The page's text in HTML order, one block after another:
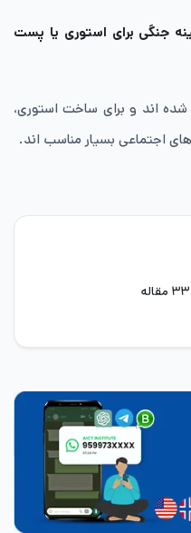
جنگی برای استوری یا پست
شده اند و برای ساخت استوری،
اجتماعی بسیار مناسب اند.
۳۳ مقاله